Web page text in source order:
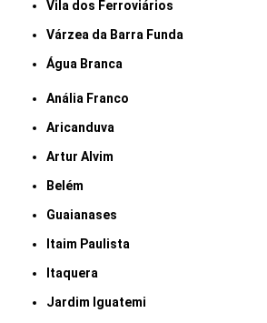
Vila dos Ferroviários
Várzea da Barra Funda
Água Branca
Anália Franco
Aricanduva
Artur Alvim
Belém
Guaianases
Itaim Paulista
Itaquera
Jardim Iguatemi